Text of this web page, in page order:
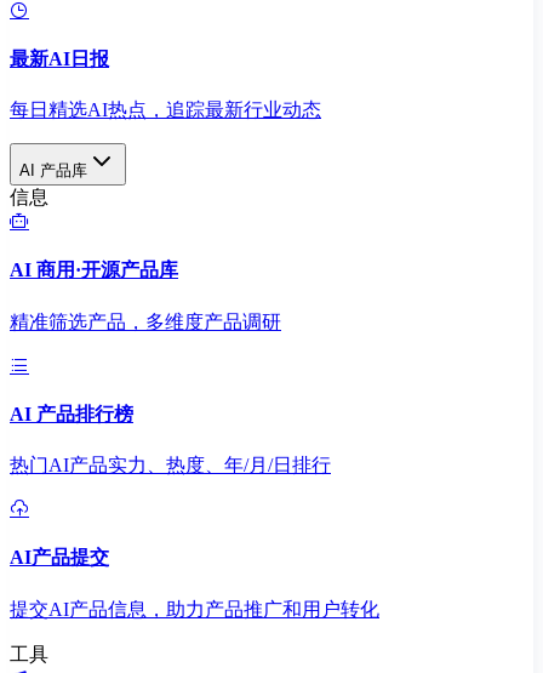
最新AI日报
每日精选AI热点，追踪最新行业动态
AI 产品库
信息
AI 商用·开源产品库
精准筛选产品，多维度产品调研
AI 产品排行榜
热门AI产品实力、热度、年/月/日排行
AI产品提交
提交AI产品信息，助力产品推广和用户转化
工具